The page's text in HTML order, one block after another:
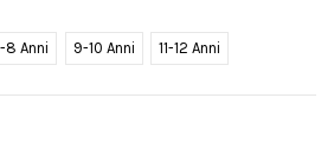
8 Anni 9-10 Anni 11-12 Anni